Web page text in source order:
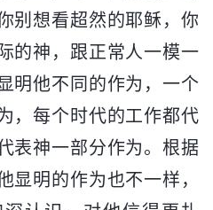
别想看超然的耶稣，你
的神，跟正常人一模一
明他不同的作为，一个
，每个时代的工作都代
表神一部分作为。根据
显明的作为也不一样，